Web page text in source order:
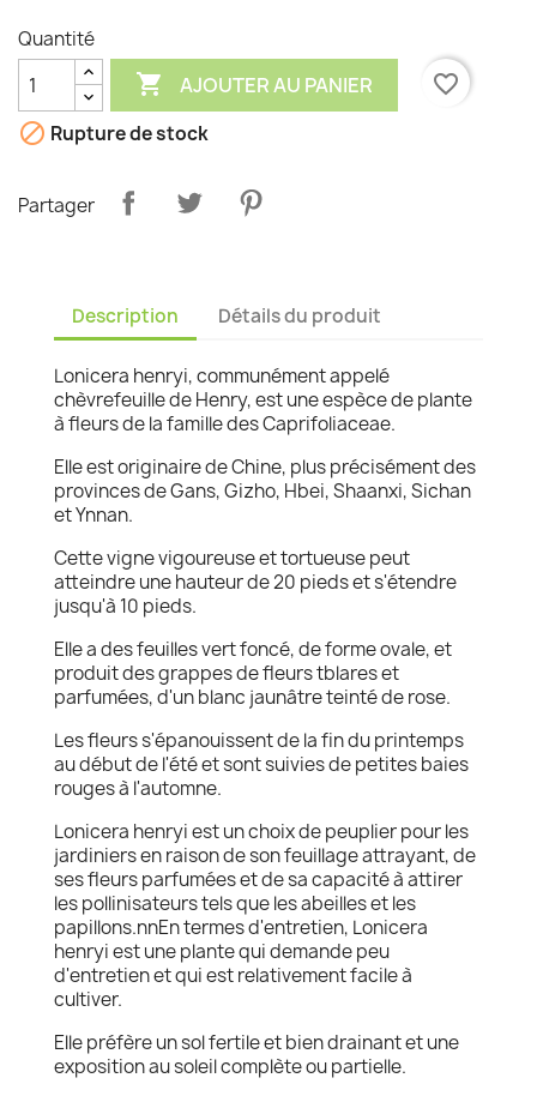
Quantité
 AJOUTER AU PANIER
favorite_border
 Rupture de stock
Partager
Description Détails du produit
Lonicera henryi, communément appelé
chèvrefeuille de Henry, est une espèce de plante
à fleurs de la famille des Caprifoliaceae.
Elle est originaire de Chine, plus précisément des
provinces de Gans, Gizho, Hbei, Shaanxi, Sichan
et Ynnan.
Cette vigne vigoureuse et tortueuse peut
atteindre une hauteur de 20 pieds et s'étendre
jusqu'à 10 pieds.
Elle a des feuilles vert foncé, de forme ovale, et
produit des grappes de fleurs tblares et
parfumées, d'un blanc jaunâtre teinté de rose.
Les fleurs s'épanouissent de la fin du printemps
au début de l'été et sont suivies de petites baies
rouges à l'automne.
Lonicera henryi est un choix de peuplier pour les
jardiniers en raison de son feuillage attrayant, de
ses fleurs parfumées et de sa capacité à attirer
les pollinisateurs tels que les abeilles et les
papillons.nnEn termes d'entretien, Lonicera
henryi est une plante qui demande peu
d'entretien et qui est relativement facile à
cultiver.
Elle préfère un sol fertile et bien drainant et une
exposition au soleil complète ou partielle.